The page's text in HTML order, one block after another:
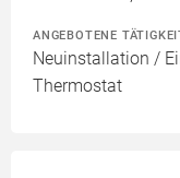
ANGEBOTENE
Neuinstallation /
Thermostat